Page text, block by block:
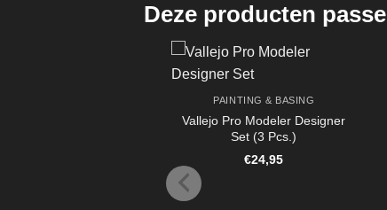
Deze producten
PAINTING & BASING
Vallejo Pro Modeler Designer
Set (3 Pcs.)
€24,95